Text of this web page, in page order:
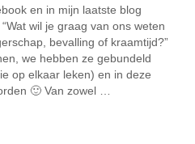
en in mijn laatste blog
wil je graag van ons weten
bevalling of kraamtijd?”
we hebben ze gebundeld
op elkaar leken) en in deze
🙂 Van zowel …